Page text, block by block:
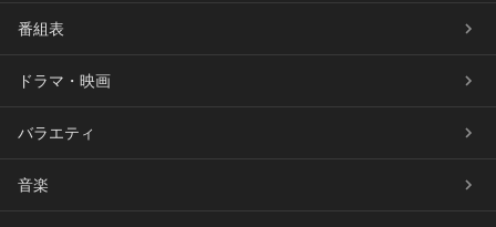
番組表
ドラマ・映画
バラエティ
音楽